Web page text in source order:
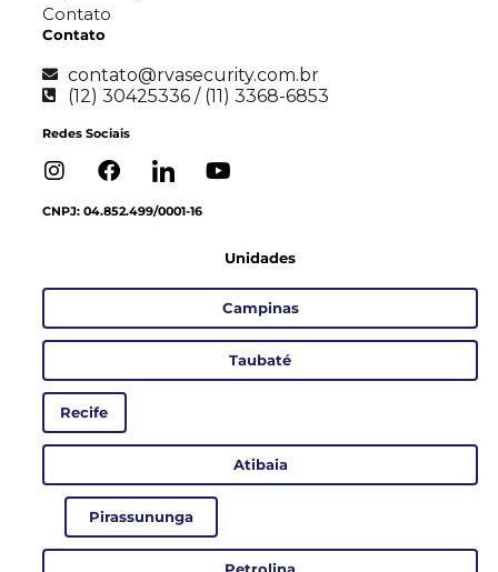
Contato
Contato
contato@rvasecurity.com.br
(12) 30425336 / (11) 3368-6853
Redes Sociais
CNPJ: 04.852.499/0001-16
Unidades
Campinas
Taubaté
Recife
Atibaia
Pirassununga
Petrolina